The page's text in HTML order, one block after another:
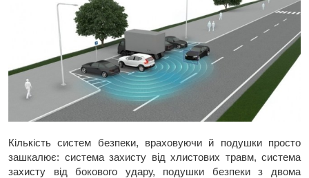
Кількість систем безпеки, враховуючи й подушки просто
зашкалює: система захисту від хлистових травм, система
захисту від бокового удару, подушки безпеки з двома